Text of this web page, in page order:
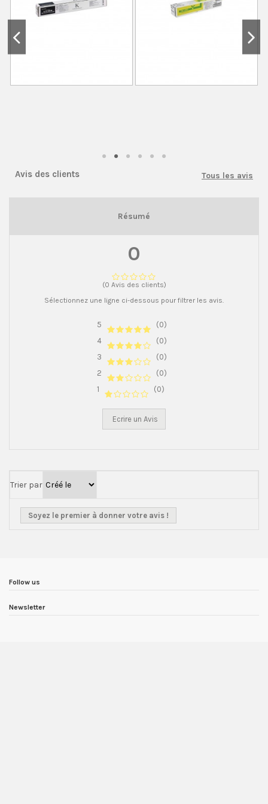
Avis des clients Tous les avis
Résumé
0
(0 Avis des clients)
Sélectionnez une ligne ci-dessous pour filtrer les avis.
5
(0)
4
(0)
3
(0)
2
(0)
1
(0)
Ecrire un Avis
Trier par
Soyez le premier à donner votre avis !
Follow us
Newsletter